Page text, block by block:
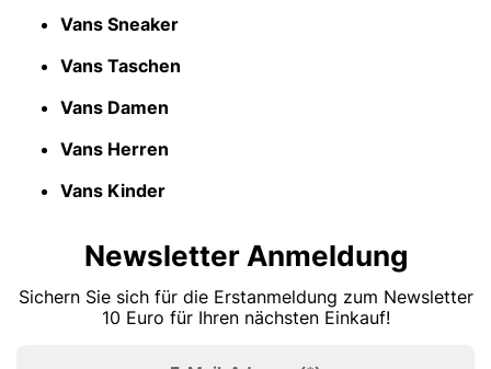
Vans Sneaker
Vans Taschen
Vans Damen
Vans Herren
Vans Kinder
Newsletter Anmeldung
Sichern Sie sich für die Erstanmeldung zum Newsletter
10 Euro für Ihren nächsten Einkauf!